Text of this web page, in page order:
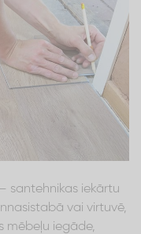
– santehnikas iekārtu
vai virtuvē,
mēbeļu iegāde,